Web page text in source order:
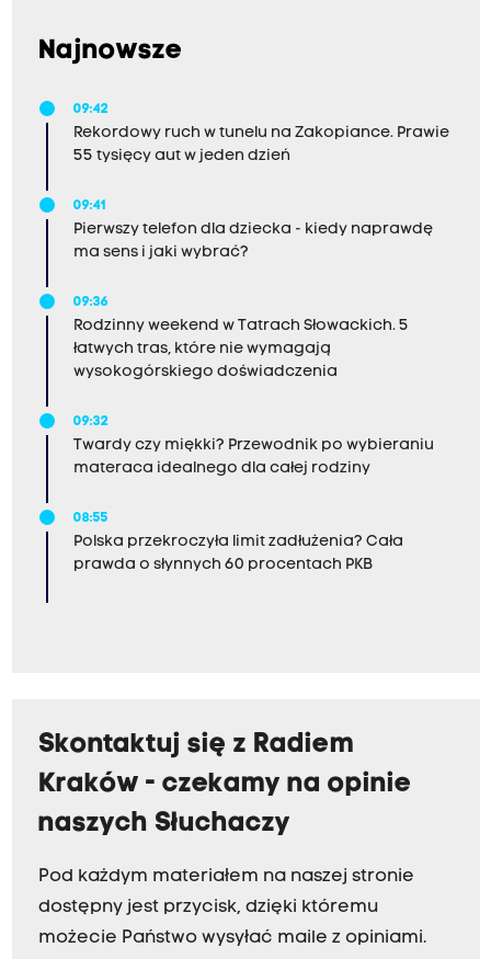
Najnowsze
09:42
Rekordowy ruch w tunelu na Zakopiance. Prawie
55 tysięcy aut w jeden dzień
09:41
Pierwszy telefon dla dziecka - kiedy naprawdę
ma sens i jaki wybrać?
09:36
Rodzinny weekend w Tatrach Słowackich. 5
łatwych tras, które nie wymagają
wysokogórskiego doświadczenia
09:32
Twardy czy miękki? Przewodnik po wybieraniu
materaca idealnego dla całej rodziny
08:55
Polska przekroczyła limit zadłużenia? Cała
prawda o słynnych 60 procentach PKB
Skontaktuj się z Radiem
Kraków - czekamy na opinie
naszych Słuchaczy
Pod każdym materiałem na naszej stronie
dostępny jest przycisk, dzięki któremu
możecie Państwo wysyłać maile z opiniami.